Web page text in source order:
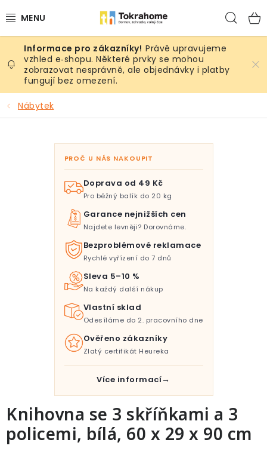
na
Výrobky
Místnosti
Venkovní prostory
Sezóna & Volný čas
Právě upravujeme
vzhled e‑shopu. Některé prvky se mohou
zobrazovat nesprávně, ale objednávky i platby
fungují bez omezení.
Nábytek
Knihovna se 3 skříňkami a 3
policemi, bílá, 60 x 29 x 90 cm
PROČ U NÁS NAKOUPIT
Doprava od 49 Kč
Pro běžný balík do 20 kg
Garance nejnižších cen
Najdete levněji? Dorovnáme.
Bezproblémové reklamace
Rychlé vyřízení do 7 dnů
Sleva 5–10 %
Na každý další nákup
Vlastní sklad
Odesíláme do 2. pracovního dne
Ověřeno zákazníky
Zlatý certifikát Heureka
Více informací